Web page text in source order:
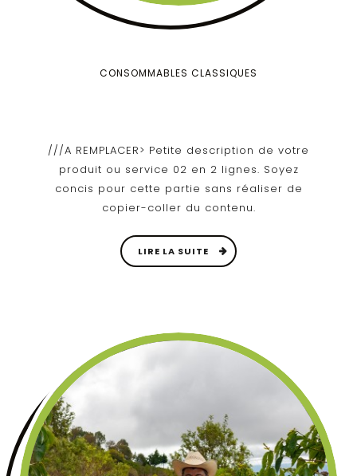
CONSOMMABLES CLASSIQUES
///A REMPLACER> Petite description de votre
produit ou service 02 en 2 lignes. Soyez
concis pour cette partie sans réaliser de
copier-coller du contenu.
LIRE LA SUITE